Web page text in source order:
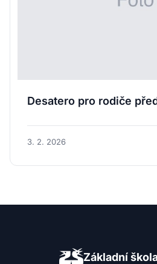
Desatero pro rodiče
3. 2. 2026
Základní